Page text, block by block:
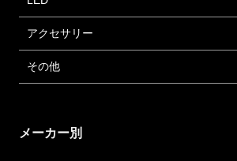
アクセサリー
その他
メーカー別